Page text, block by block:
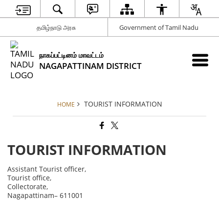
தமிழ்நாடு அரசு Government of Tamil Nadu
நாகப்பட்டினம் மாவட்டம்
NAGAPATTINAM DISTRICT
HOME TOURIST INFORMATION
TOURIST INFORMATION
Assistant Tourist officer,
Tourist office,
Collectorate,
Nagapattinam– 611001